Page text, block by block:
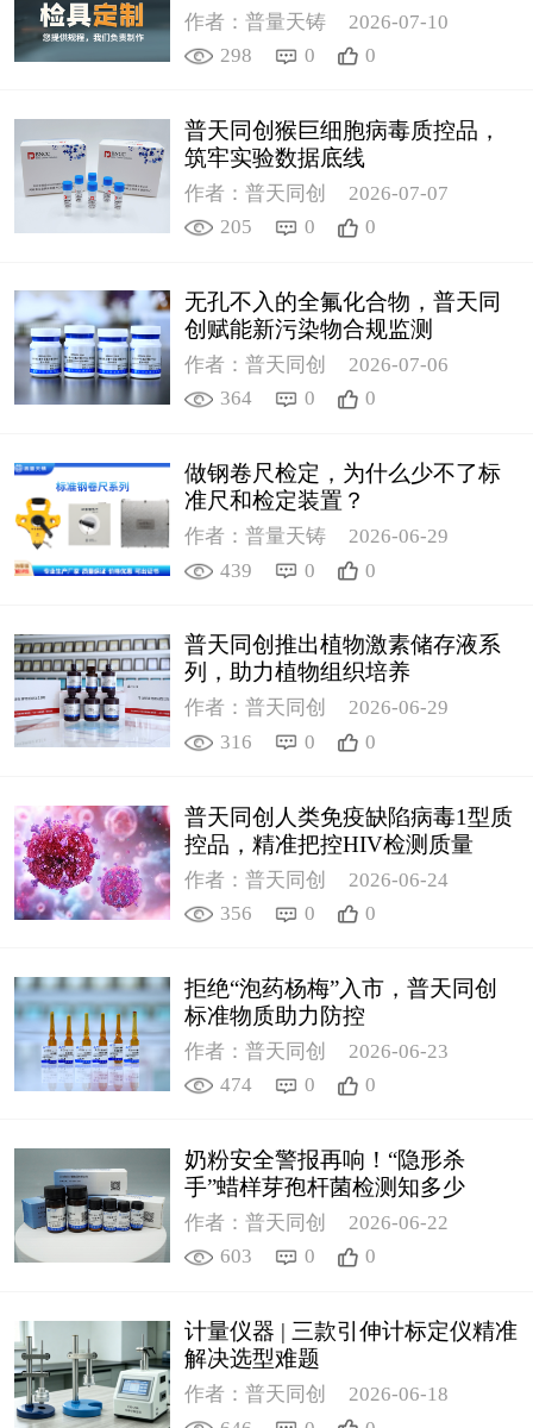
作者：普量天铸
2026-07-10
298
0 0
普天同创猴巨细胞病毒质控品，
筑牢实验数据底线
作者：普天同创
2026-07-07
205
0 0
无孔不入的全氟化合物，普天同
创赋能新污染物合规监测
作者：普天同创
2026-07-06
364
0 0
做钢卷尺检定，为什么少不了标
准尺和检定装置？
作者：普量天铸
2026-06-29
439
0 0
普天同创推出植物激素储存液系
列，助力植物组织培养
作者：普天同创
2026-06-29
316
0 0
普天同创人类免疫缺陷病毒1型质
控品，精准把控HIV检测质量
作者：普天同创
2026-06-24
356
0 0
拒绝“泡药杨梅”入市，普天同创
标准物质助力防控
作者：普天同创
2026-06-23
474
0 0
奶粉安全警报再响！“隐形杀
手”蜡样芽孢杆菌检测知多少
作者：普天同创
2026-06-22
603
0 0
计量仪器 | 三款引伸计标定仪精准
解决选型难题
作者：普天同创
2026-06-18